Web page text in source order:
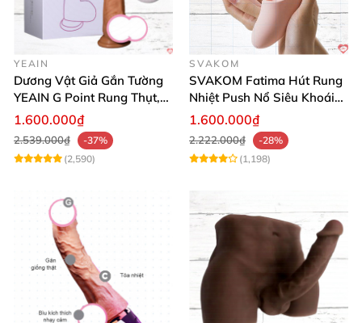
YEAIN
Dương Vật Giả Gắn Tường
YEAIN G Point Rung Thụt,
Tỏa Nhiệt, Điều Khiển Xa
1.600.000₫
2.539.000₫
-37%
(2,590)
SVAKOM
SVAKOM Fatima Hút Rung
Nhiệt Push Nổ Siêu Khoái
Lạc
1.600.000₫
2.222.000₫
-28%
(1,198)